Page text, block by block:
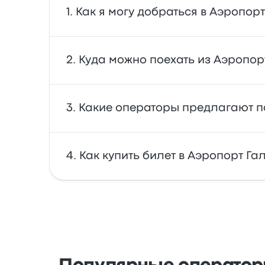
Как я могу добраться в
автобус — основной вид транспорта,
Куда можно поехать из
Из Аэропорт Галифакс вы можете
Какие операторы предлагают
Поездки в Аэропорт Галифакс
Как купить билет в Аэропорт